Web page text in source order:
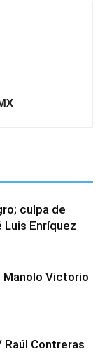
culpa de
Enríquez
Manolo Victorio
Contreras